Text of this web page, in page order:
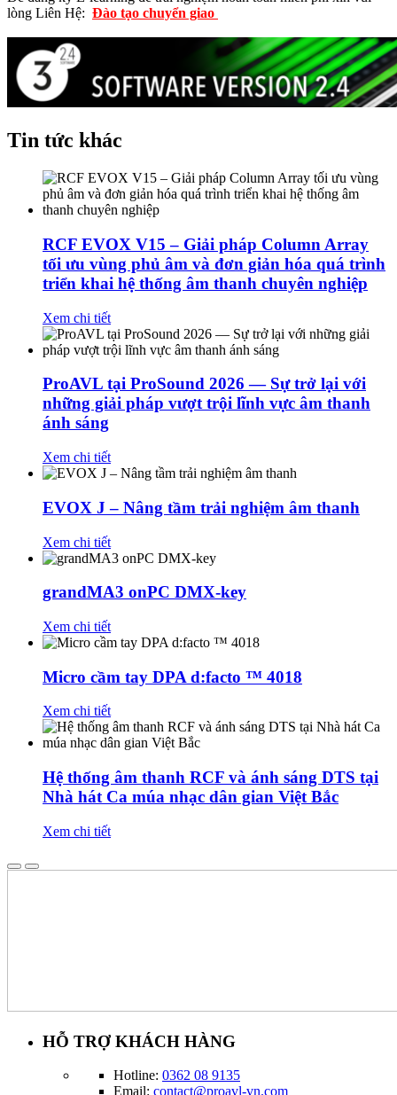
lòng Liên Hệ: Đào tạo chuyển giao
Tin tức khác
RCF EVOX V15 – Giải pháp Column Array
tối ưu vùng phủ âm và đơn giản hóa quá trình
triển khai hệ thống âm thanh chuyên nghiệp
Xem chi tiết
ProAVL tại ProSound 2026 — Sự trở lại với
những giải pháp vượt trội lĩnh vực âm thanh
ánh sáng
Xem chi tiết
EVOX J – Nâng tầm trải nghiệm âm thanh
Xem chi tiết
grandMA3 onPC DMX-key
Xem chi tiết
Micro cầm tay DPA d:facto ™ 4018
Xem chi tiết
Hệ thống âm thanh RCF và ánh sáng DTS tại
Nhà hát Ca múa nhạc dân gian Việt Bắc
Xem chi tiết
HỖ TRỢ KHÁCH HÀNG
Hotline: 0362 08 9135
Email: contact@proavl-vn.com